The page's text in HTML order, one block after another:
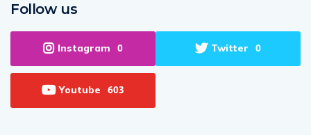
Follow us
Instagram 0 Twitter 0
Youtube 603